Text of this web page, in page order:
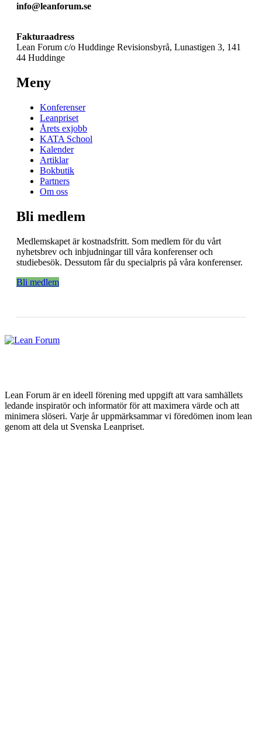
info@leanforum.se
Fakturaadress
Lean Forum c/o Huddinge Revisionsbyrå, Lunastigen 3, 141
44 Huddinge
Meny
Konferenser
Leanpriset
Årets exjobb
KATA School
Kalender
Artiklar
Bokbutik
Partners
Om oss
Bli medlem
Medlemskapet är kostnadsfritt. Som medlem för du vårt
nyhetsbrev och inbjudningar till våra konferenser och
studiebesök. Dessutom får du specialpris på våra konferenser.
Bli medlem
Lean Forum är en ideell förening med uppgift att vara samhällets
ledande inspiratör och informatör för att maximera värde och att
minimera slöseri. Varje år uppmärksammar vi föredömen inom lean
genom att dela ut Svenska Leanpriset.